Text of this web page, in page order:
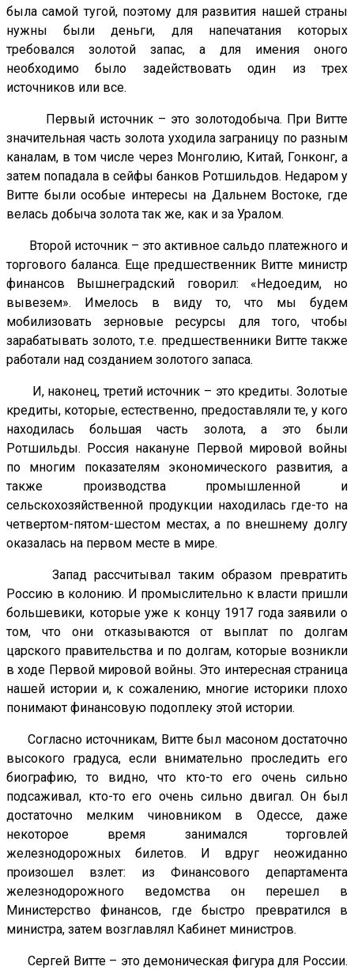
была самой тугой, поэтому для развития нашей страны
нужны были деньги, для напечатания которых
требовался золотой запас, а для имения оного
необходимо было задействовать один из трех
источников или все.
Первый источник – это золотодобыча. При Витте
значительная часть золота уходила заграницу по разным
каналам, в том числе через Монголию, Китай, Гонконг, а
затем попадала в сейфы банков Ротшильдов. Недаром у
Витте были особые интересы на Дальнем Востоке, где
велась добыча золота так же, как и за Уралом.
Второй источник – это активное сальдо платежного и
торгового баланса. Еще предшественник Витте министр
финансов Вышнеградский говорил: «Недоедим, но
вывезем». Имелось в виду то, что мы будем
мобилизовать зерновые ресурсы для того, чтобы
зарабатывать золото, т.е. предшественники Витте также
работали над созданием золотого запаса.
И, наконец, третий источник – это кредиты. Золотые
кредиты, которые, естественно, предоставляли те, у кого
находилась большая часть золота, а это были
Ротшильды. Россия накануне Первой мировой войны
по многим показателям экономического развития, а
также производства промышленной и
сельскохозяйственной продукции находилась где-то на
четвертом-пятом-шестом местах, а по внешнему долгу
оказалась на первом месте в мире.
Запад рассчитывал таким образом превратить
Россию в колонию. И промыслительно к власти пришли
большевики, которые уже к концу 1917 года заявили о
том, что они отказываются от выплат по долгам
царского правительства и по долгам, которые возникли
в ходе Первой мировой войны. Это интересная страница
нашей истории и, к сожалению, многие историки плохо
понимают финансовую подоплеку этой истории.
Согласно источникам, Витте был масоном достаточно
высокого градуса, если внимательно проследить его
биографию, то видно, что кто-то его очень сильно
подсаживал, кто-то его очень сильно двигал. Он был
достаточно мелким чиновником в Одессе, даже
некоторое время занимался торговлей
железнодорожных билетов. И вдруг неожиданно
произошел взлет: из Финансового департамента
железнодорожного ведомства он перешел в
Министерство финансов, где быстро превратился в
министра, затем возглавлял Кабинет министров.
Сергей Витте – это демоническая фигура для России.